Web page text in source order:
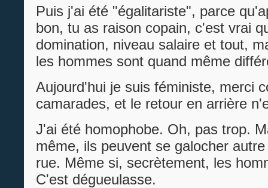
Puis j'ai été "égalitariste", parce
bon, tu as raison copain, c'est vrai
domination, niveau salaire et tout,
les hommes sont quand même
Aujourd'hui je suis féministe, merci
camarades, et le retour en arrière
J'ai été homophobe. Oh, pas trop.
même, ils peuvent se galocher
rue. Même si, secrètement, les
C'est dégueulasse.